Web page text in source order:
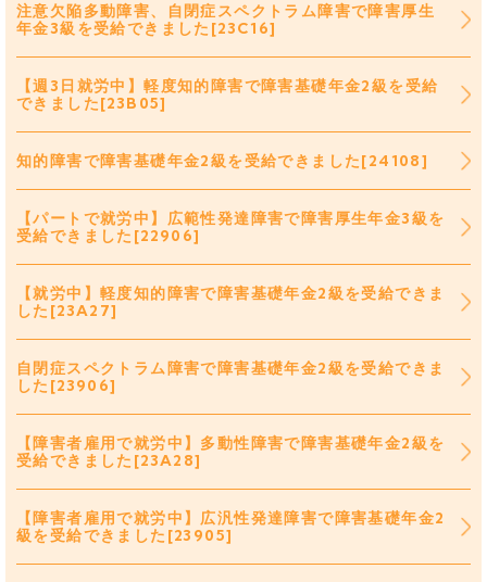
注意欠陥多動障害、自閉症スペクトラム障害で障害厚生
年金3級を受給できました[23C16]
【週3日就労中】軽度知的障害で障害基礎年金2級を受給
できました[23B05]
知的障害で障害基礎年金2級を受給できました[24108]
【パートで就労中】広範性発達障害で障害厚生年金3級を
受給できました[22906]
【就労中】軽度知的障害で障害基礎年金2級を受給できま
した[23A27]
自閉症スペクトラム障害で障害基礎年金2級を受給できま
した[23906]
【障害者雇用で就労中】多動性障害で障害基礎年金2級を
受給できました[23A28]
【障害者雇用で就労中】広汎性発達障害で障害基礎年金2
級を受給できました[23905]